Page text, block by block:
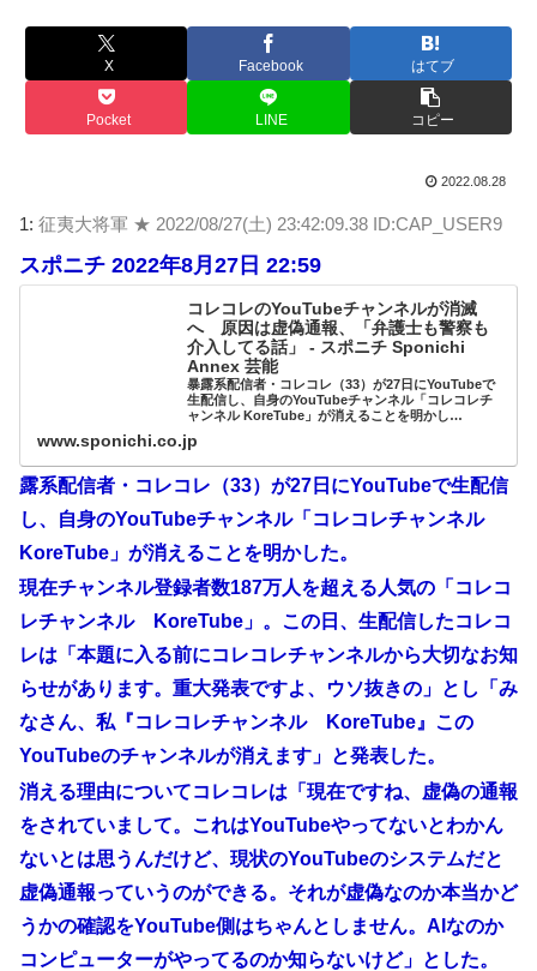
X Facebook はてブ
Pocket LINE コピー
2022.08.28
1: 征夷大将軍 ★ 2022/08/27(土) 23:42:09.38 ID:CAP_USER9
スポニチ 2022年8月27日 22:59
コレコレのYouTubeチャンネルが消滅
へ 原因は虚偽通報、「弁護士も警察も
介入してる話」 - スポニチ Sponichi
Annex 芸能
暴露系配信者・コレコレ（33）が27日にYouTubeで
生配信し、自身のYouTubeチャンネル「コレコレチ
ャンネル KoreTube」が消えることを明かし…
www.sponichi.co.jp
露系配信者・コレコレ（33）が27日にYouTubeで生配信
し、自身のYouTubeチャンネル「コレコレチャンネル
KoreTube」が消えることを明かした。
現在チャンネル登録者数187万人を超える人気の「コレコ
レチャンネル KoreTube」。この日、生配信したコレコ
レは「本題に入る前にコレコレチャンネルから大切なお知
らせがあります。重大発表ですよ、ウソ抜きの」とし「み
なさん、私『コレコレチャンネル KoreTube』この
YouTubeのチャンネルが消えます」と発表した。
消える理由についてコレコレは「現在ですね、虚偽の通報
をされていまして。これはYouTubeやってないとわかん
ないとは思うんだけど、現状のYouTubeのシステムだと
虚偽通報っていうのができる。それが虚偽なのか本当かど
うかの確認をYouTube側はちゃんとしません。AIなのか
コンピューターがやってるのか知らないけど」とした。